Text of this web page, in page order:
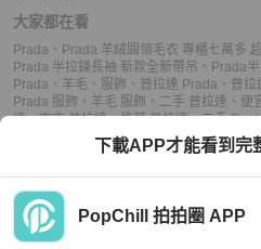
大家都在看
Prada 、 Prada 羊絨圓領毛衣 專櫃七萬多
Prada 半拉鍊長袖 新款全新帶吊 、 Prada
Prada 、 羊毛 、 服飾 、 普拉達 Prada 、 普拉
Prada 服飾 、 羊毛 服飾 、 二手 普拉達 、 便
達、中古 普拉達、推薦 普拉達、二手
中古 Prada、 推薦 Prada、二手 服
、 推薦 服飾
下載APP才能看到完
PopChill 拍拍圈 APP